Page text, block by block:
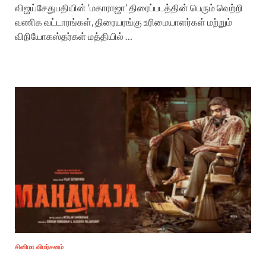
விஜய்சேதுபதியின் ‘மகாராஜா’ திரைப்படத்தின் பெரும் வெற்றி
வணிக வட்டாரங்கள், திரையரங்கு உரிமையாளர்கள் மற்றும்
விநியோகஸ்தர்கள் மத்தியில் …
சினிமா விமர்சனம்